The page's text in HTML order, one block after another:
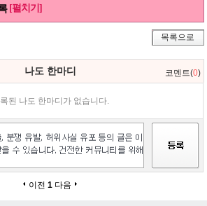
[펼치기]
목록으로
나도 한마디 코멘트(0)
된 나도 한마디가 없습니다.
이전 1 다음